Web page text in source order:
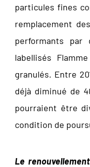
particules fines
remplacement
performants par
labellisés
granulés. Entre
déjà diminué de
pourraient être
condition de
Le